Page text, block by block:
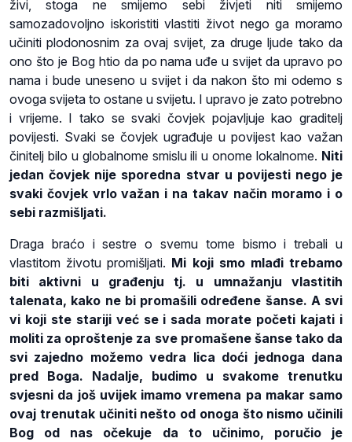
živi, stoga ne smijemo sebi živjeti niti smijemo
samozadovoljno iskoristiti vlastiti život nego ga moramo
učiniti plodonosnim za ovaj svijet, za druge ljude tako da
ono što je Bog htio da po nama uđe u svijet da upravo po
nama i bude uneseno u svijet i da nakon što mi odemo s
ovoga svijeta to ostane u svijetu. I upravo je zato potrebno
i vrijeme. I tako se svaki čovjek pojavljuje kao graditelj
povijesti. Svaki se čovjek ugrađuje u povijest kao važan
činitelj bilo u globalnome smislu ili u onome lokalnome. Niti
jedan čovjek nije sporedna stvar u povijesti nego je
svaki čovjek vrlo važan i na takav način moramo i o
sebi razmišljati.
Draga braćo i sestre o svemu tome bismo i trebali u
vlastitom životu promišljati. Mi koji smo mlađi trebamo
biti aktivni u građenju tj. u umnažanju vlastitih
talenata, kako ne bi promašili određene šanse. A svi
vi koji ste stariji već se i sada morate početi kajati i
moliti za oproštenje za sve promašene šanse tako da
svi zajedno možemo vedra lica doći jednoga dana
pred Boga. Nadalje, budimo u svakome trenutku
svjesni da još uvijek imamo vremena pa makar samo
ovaj trenutak učiniti nešto od onoga što nismo učinili
Bog od nas očekuje da to učinimo, poručio je